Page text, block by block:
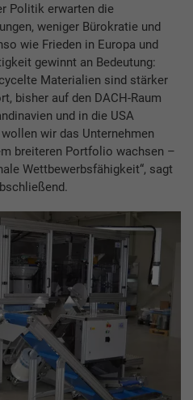
Politik erwarten die
weniger Bürokratie und
wie Frieden in Europa und
gewinnt an Bedeutung:
Materialien sind stärker
bisher auf den DACH-Raum
und in die USA
wir das Unternehmen
breiteren Portfolio wachsen –
Wettbewerbsfähigkeit“, sagt